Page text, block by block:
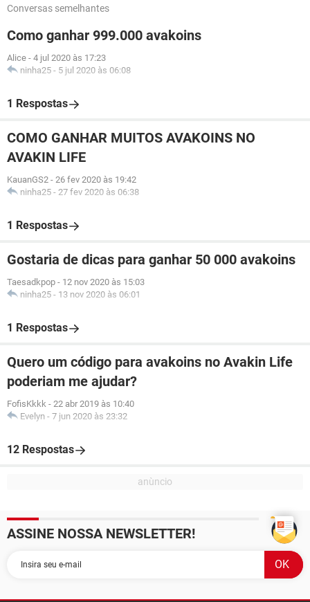
Conversas semelhantes
Como ganhar 999.000 avakoins
Alice - 4 jul 2020 às 17:23
ninha25 - 5 jul 2020 às 06:08
1 Respostas
COMO GANHAR MUITOS AVAKOINS NO
AVAKIN LIFE
KauanGS2 - 26 fev 2020 às 19:42
ninha25 - 27 fev 2020 às 06:38
1 Respostas
Gostaria de dicas para ganhar 50 000 avakoins
Taesadkpop - 12 nov 2020 às 15:03
ninha25 - 13 nov 2020 às 06:01
1 Respostas
Quero um código para avakoins no Avakin Life
poderiam me ajudar?
FofisKkkk - 22 abr 2019 às 10:40
Evelyn - 7 jun 2020 às 23:32
12 Respostas
ASSINE NOSSA NEWSLETTER!